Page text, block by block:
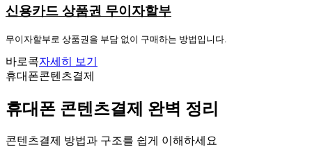
신용카드 상품권 무이자할부
무이자할부로 상품권을 부담 없이 구매하는 방법입니다.
바로콕자세히 보기
휴대폰콘텐츠결제
휴대폰 콘텐츠결제 완벽 정리
콘텐츠결제 방법과 구조를 쉽게 이해하세요